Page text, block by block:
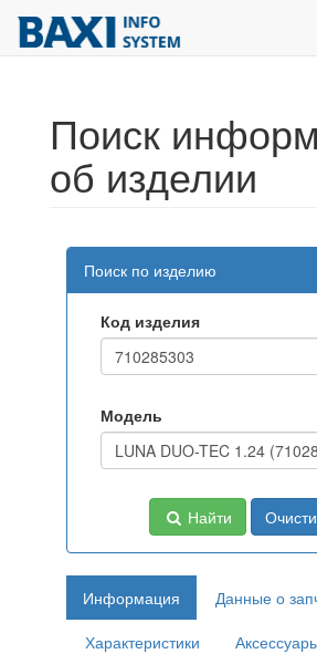
Поиск
об изделии
Поиск по изделию
Код изделия
Модель
Найти
Информация
Данные о
Характеристики